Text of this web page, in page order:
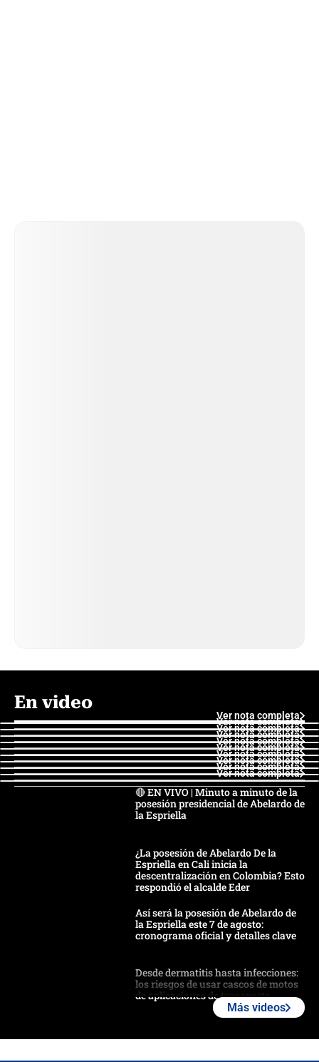
En video
Ver nota completa
Ver nota completa
Ver nota completa
Ver nota completa
Ver nota completa
Ver nota completa
Ver nota completa
Ver nota completa
Ver nota completa
Ver nota completa
🔴 EN VIVO | Minuto a minuto de la
posesión presidencial de Abelardo de
la Espriella
¿La posesión de Abelardo De la
Espriella en Cali inicia la
descentralización en Colombia? Esto
respondió el alcalde Eder
Así será la posesión de Abelardo de
la Espriella este 7 de agosto:
cronograma oficial y detalles clave
Desde dermatitis hasta infecciones:
los riesgos de usar cascos de motos
de aplicaciones de transporte
Más videos